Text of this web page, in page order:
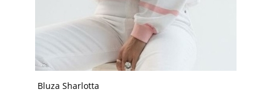
Bluza Sharlotta